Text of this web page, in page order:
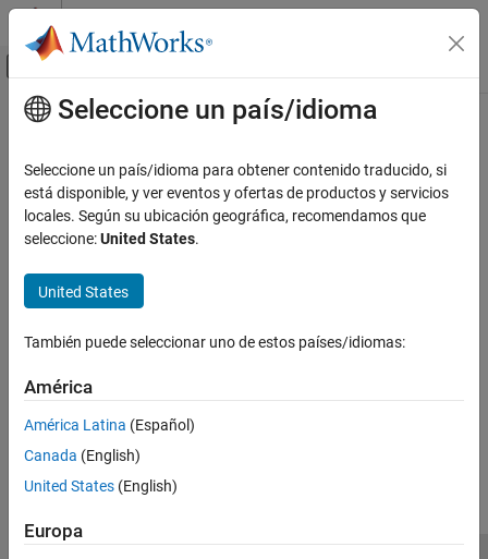
Saltar al contenido
Mostrar/ocultar menú de navegación
Inicio de Documentación
Contenido principal
How useful was this information?
Seleccione un país/idioma
Seleccione un país/idioma para obtener contenido traducido, si
está disponible, y ver eventos y ofertas de productos y servicios
locales. Según su ubicación geográfica, recomendamos que
seleccione:United States.
United States
También puede seleccionar uno de estos países/idiomas:
América
América Latina (Español)
Canada (English)
United States (English)
Europa